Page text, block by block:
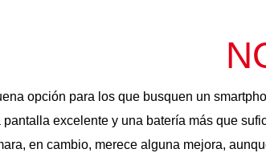
opción para los que busquen un
excelente y una batería más que
en cambio, merece alguna mejora,